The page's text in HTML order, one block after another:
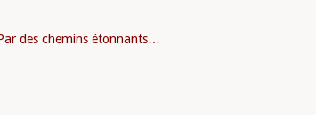
des chemins étonnants…